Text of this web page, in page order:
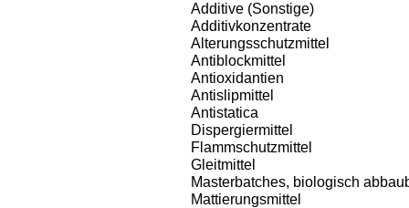
Additive (Sonstige)
Additivkonzentrate
Alterungsschutzmittel
Antiblockmittel
Antioxidantien
Antislipmittel
Antistatica
Dispergiermittel
Flammschutzmittel
Gleitmittel
Masterbatches, biologisch
Mattierungsmittel